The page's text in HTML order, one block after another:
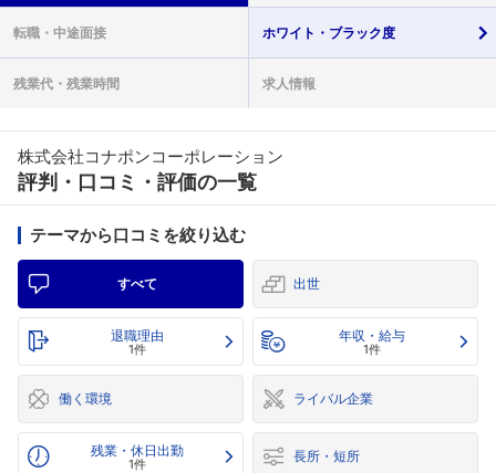
転職・ 中途面接 ホワイト・ ブラック度
残業代・ 残業時間 求人情報
株式会社コナポンコーポレーション
評判・口コミ・評価の一覧
テーマから口コミを絞り込む
すべて 出世
退職理由
1件
年収・給与
1件
働く環境 ライバル企業
残業・休日出勤
1件 長所・短所